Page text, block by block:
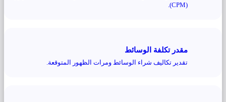
(CPM).
مقدر تكلفة الوسائط
تقدير تكاليف شراء الوسائط ومرات الظهور المتوقعة.